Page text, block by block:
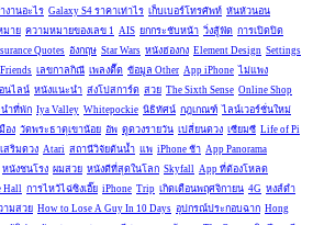
งานอะไร Galaxy S4 ราคาเท่าไร เก็บเบอร์โทรศัพท์ หันหัวนอน
มาย ความหมายของเลข 1 AIS ยกกระชับหน้า วิ่งสู้ฟัด การเปิดปิด
Quotes อังกฤษ Star Wars หนังฮ่องกง Element Design Settings
Friends เลขกาลกิณี เพลงตื๊ด ข้อมูล Other App iPhone ไม่แพง
นไลน์ หนังแนะนำ ส่งโปสการ์ด สวย The Sixth Sense Online Shop
ำที่พัก Iya Valley Whitepockie นิธิทัศน์ กฎเกณฑ์ ไลน์เวอร์ชั่นใหม่
อง วัดพระธาตุเขาน้อย อัพ ดูดวงรายวัน เปลี่ยนดวง เซียมซี Life of Pi
สริมดวง Atari สถานีวิจัยต้นน้ำ แพ iPhone ช้า App Panorama
หนังชนโรง ผมสวย หนังดีที่สุดในโลก Skyfall
App ที่ต้องโหลด
Hall การไหว้ไฉ่ซิงเอี๊ย iPhone Trip เกิดเดือนพฤศจิกายน 4G หงส์ดำ
ามสวย How to Lose A Guy In 10 Days อุปกรณ์ประกอบฉาก Hong